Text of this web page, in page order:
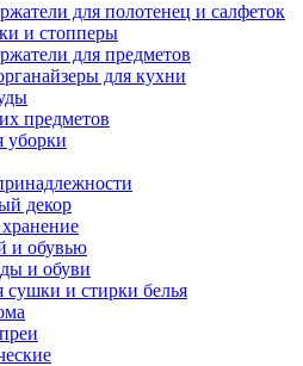
для полотенец и салфеток
и стопперы
для предметов
для кухни
предметов
уборки
декор
и обувью
и обуви
сушки и стирки белья